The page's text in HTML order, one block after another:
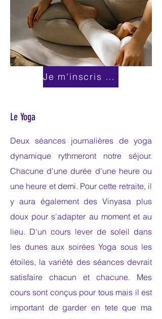
Je m'inscris tout de suite!
Le Yoga
Deux séances journalières de yoga
dynamique rythmeront notre séjour.
Chacune d'une durée d'une heure ou
une heure et demi. Pour cette retraite, il
y aura également des Vinyasa plus
doux pour s'adapter au moment et au
lieu. D'un cours lever de soleil dans
les dunes aux soirées Yoga sous les
étoiles, la variété des séances devrait
satisfaire chacun et chacune. Mes
cours sont conçus pour tous mais il est
important de garder en tete que ma